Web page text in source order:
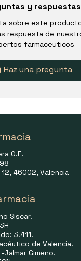
y respuestas
sobre este
respuesta de
farmaceuticos
Haz una pregunta
O.E.
46002, Valencia
Siscar.
3.411.
de Valencia.
Jalmar Gimeno.